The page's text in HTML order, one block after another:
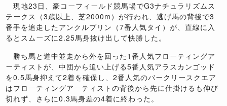
現地23日、豪コーフィールド競馬場でG3ナチュラリズムス
テークス（3歳以上、芝2000m）が行われ、逃げ馬の背後で3
番手を追走したアンクルブリン（7番人気タイ）が、直線に入
るとスムーズに2.25馬身抜け出して快勝した。
勝ち馬と道中並走から外を回った1番人気フローティングア
ーティストが、中団から追い上げる5番人気アラスカンゴッド
を0.5馬身抑えて2着を確保し、2番人気のバークリースクエア
はフローティングアーティストの背後から先に仕掛けるも伸び
切れず、さらに0.3馬身差の4着に終わった。